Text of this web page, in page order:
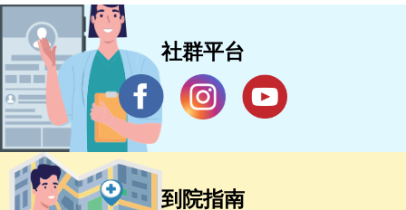
社群平台
到院指南